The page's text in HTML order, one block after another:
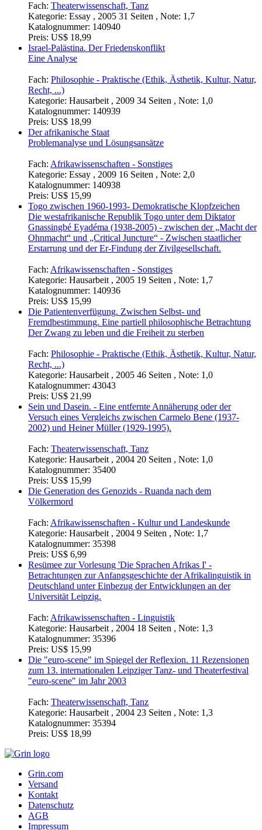
Fach: Theaterwissenschaft, Tanz
Kategorie: Essay , 2005 31 Seiten , Note: 1,7
Katalognummer: 140940
Preis: US$ 18,99
Israel-Palästina. Der Friedenskonflikt
Eine Analyse
Fach: Philosophie - Praktische (Ethik, Ästhetik, Kultur, Natur,
Recht, ...)
Kategorie: Hausarbeit , 2009 34 Seiten , Note: 1,0
Katalognummer: 140939
Preis: US$ 18,99
Der afrikanische Staat
Problemanalyse und Lösungsansätze
Fach: Afrikawissenschaften - Sonstiges
Kategorie: Essay , 2009 16 Seiten , Note: 2,0
Katalognummer: 140938
Preis: US$ 15,99
Togo zwischen 1960-1993- Demokratische Klopfzeichen
Die westafrikanische Republik Togo unter dem Diktator
Gnassingbé Eyadéma (1938-2005) - zwischen der „Macht der
Ohnmacht“ und „Critical Juncture“ - Zwischen staatlicher
Erstarrung und der Er-Findung der Zivilgesellschaft.
Fach: Afrikawissenschaften - Sonstiges
Kategorie: Hausarbeit , 2005 19 Seiten , Note: 1,7
Katalognummer: 140936
Preis: US$ 15,99
Die Patientenverfügung. Zwischen Selbst- und
Fremdbestimmung. Eine partiell philosophische Betrachtung
Der Zwang zu leben und die Freiheit zu sterben
Fach: Philosophie - Praktische (Ethik, Ästhetik, Kultur, Natur,
Recht, ...)
Kategorie: Hausarbeit , 2005 46 Seiten , Note: 1,0
Katalognummer: 43043
Preis: US$ 21,99
Sein und Dasein. - Eine entfernte Annäherung oder der
Versuch eines Vergleichs zwischen Carmelo Bene (1937-
2002) und Heiner Müller (1929-1995).
Fach: Theaterwissenschaft, Tanz
Kategorie: Hausarbeit , 2004 20 Seiten , Note: 1,0
Katalognummer: 35400
Preis: US$ 15,99
Die Generation des Genozids - Ruanda nach dem
Völkermord
Fach: Afrikawissenschaften - Kultur und Landeskunde
Kategorie: Hausarbeit , 2004 9 Seiten , Note: 1,7
Katalognummer: 35398
Preis: US$ 6,99
Resümee zur Vorlesung 'Die Sprachen Afrikas I' -
Betrachtungen zur Anfangsgeschichte der Afrikalinguistik in
Deutschland unter Einbezug der Entwicklungen an der
Universität Leipzig.
Fach: Afrikawissenschaften - Linguistik
Kategorie: Hausarbeit , 2004 18 Seiten , Note: 1,3
Katalognummer: 35396
Preis: US$ 15,99
Die "euro-scene" im Spiegel der Reflexion. 11 Rezensionen
zum 13. internationalen Leipziger Tanz- und Theaterfestival
"euro-scene" im Jahr 2003
Fach: Theaterwissenschaft, Tanz
Kategorie: Hausarbeit , 2004 23 Seiten , Note: 1,3
Katalognummer: 35394
Preis: US$ 18,99
Grin.com
Versand
Kontakt
Datenschutz
AGB
Impressum